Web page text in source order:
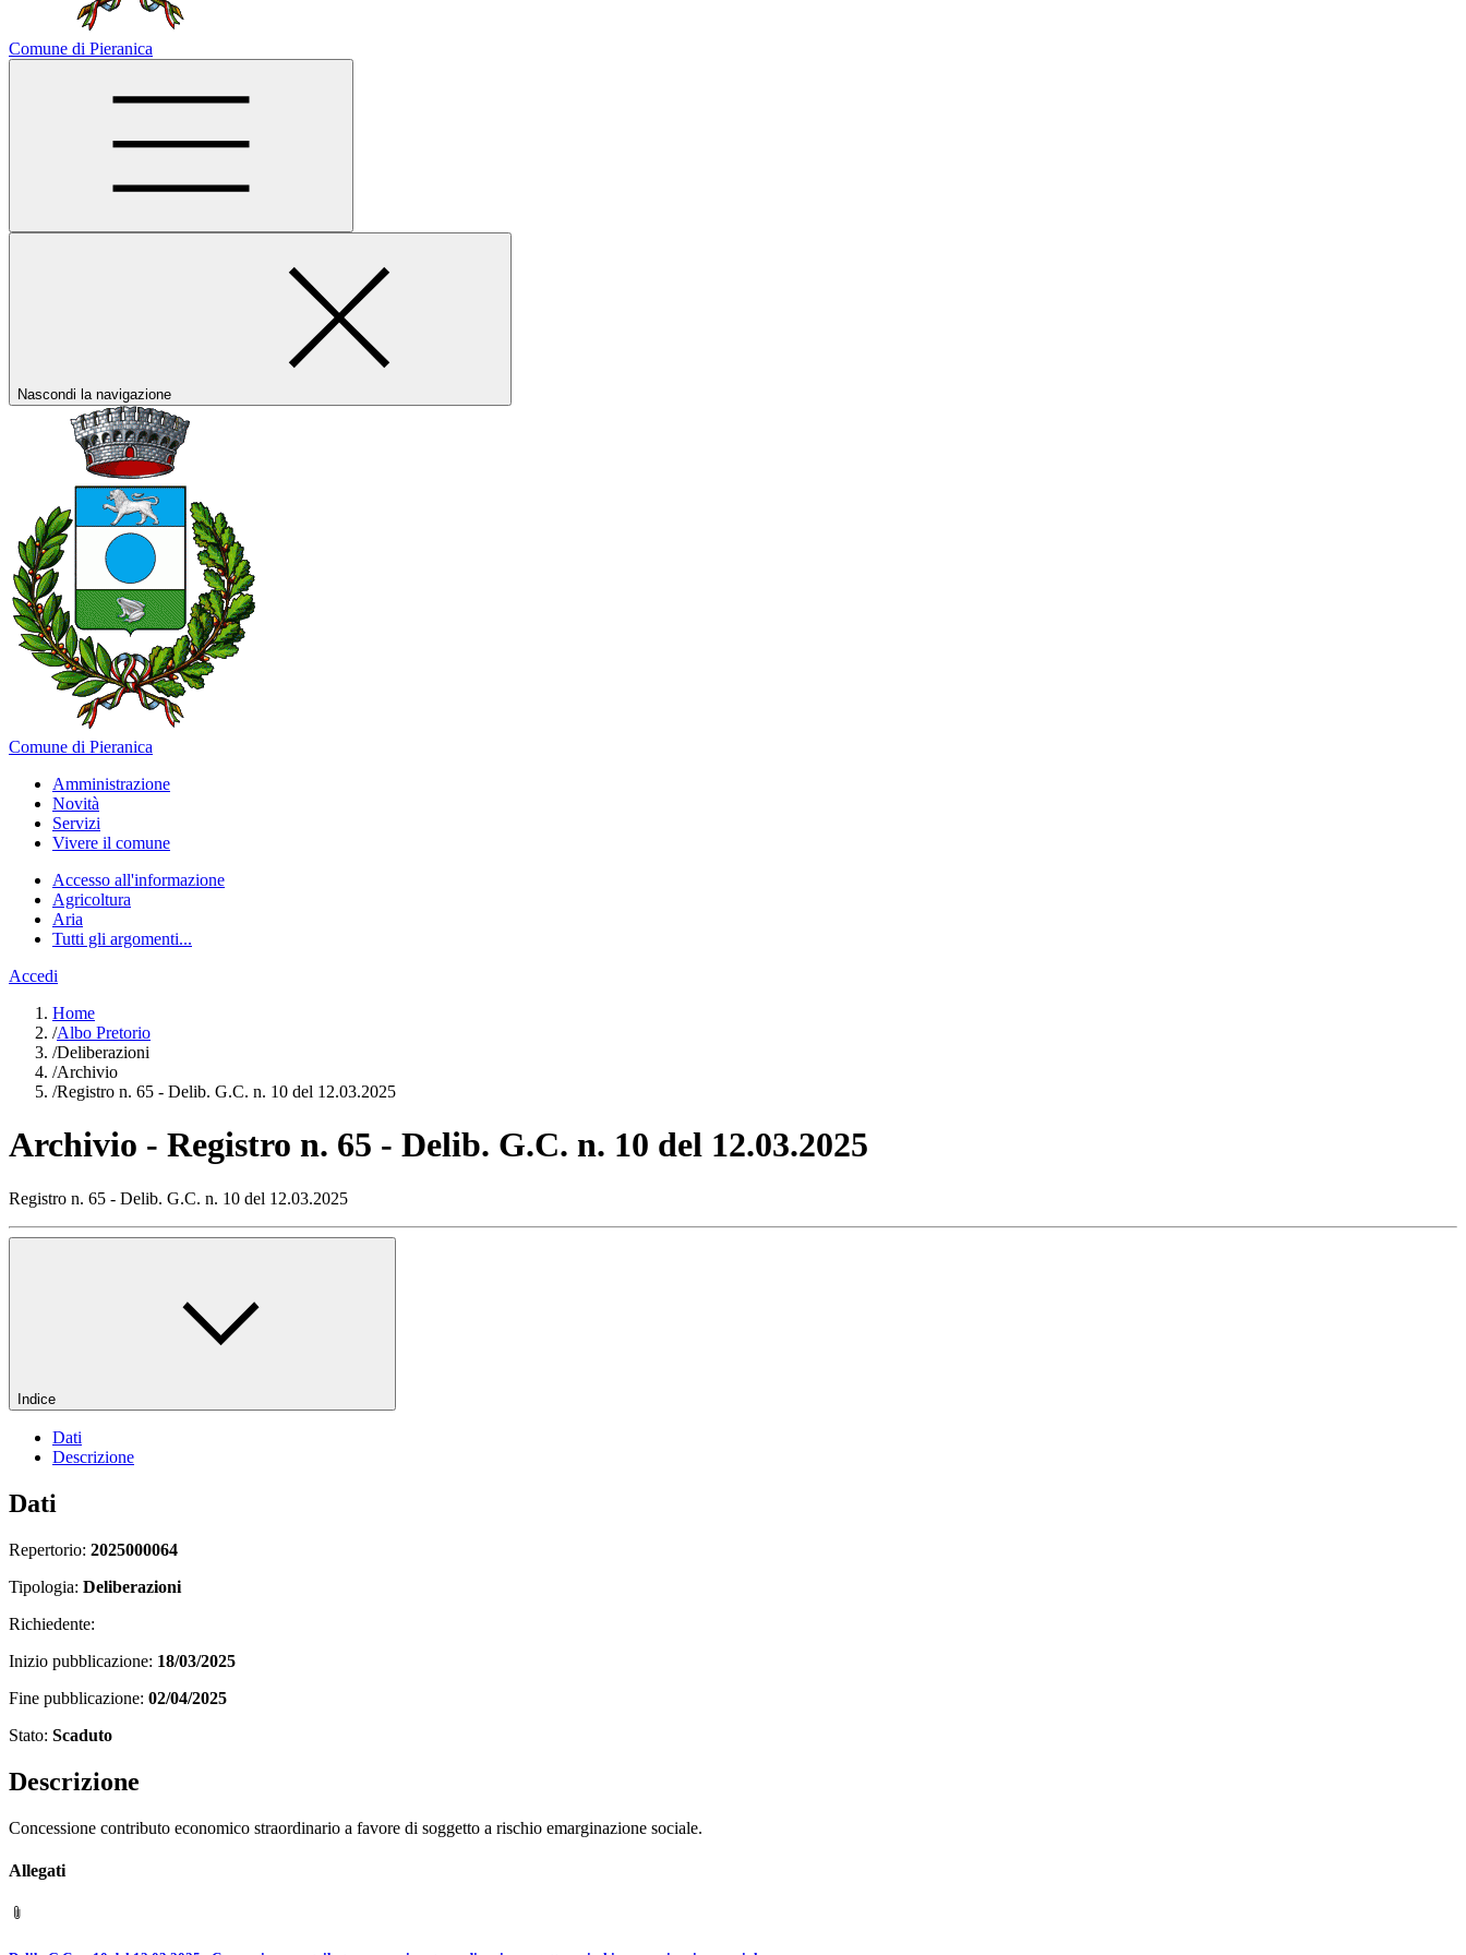
Comune di Pieranica
Nascondi la navigazione
Comune di Pieranica
Amministrazione
Novità
Servizi
Vivere il comune
Accesso all'informazione
Agricoltura
Aria
Tutti gli argomenti...
Accedi
Home
/Albo Pretorio
/Deliberazioni
/Archivio
/Registro n. 65 - Delib. G.C. n. 10 del 12.03.2025
Archivio - Registro n. 65 - Delib. G.C. n. 10 del 12.03.2025
Registro n. 65 - Delib. G.C. n. 10 del 12.03.2025
Indice
Dati
Descrizione
Dati
Repertorio: 2025000064
Tipologia: Deliberazioni
Richiedente:
Inizio pubblicazione: 18/03/2025
Fine pubblicazione: 02/04/2025
Stato: Scaduto
Descrizione
Concessione contributo economico straordinario a favore di soggetto a rischio emarginazione sociale.
Allegati